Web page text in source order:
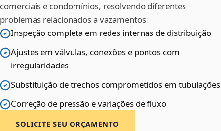
comerciais e condomínios, resolvendo diferentes
problemas relacionados a vazamentos:
Inspeção completa em redes internas de distribuição
Ajustes em válvulas, conexões e pontos com
irregularidades
Substituição de trechos comprometidos em tubulações
Correção de pressão e variações de fluxo
SOLICITE SEU ORÇAMENTO